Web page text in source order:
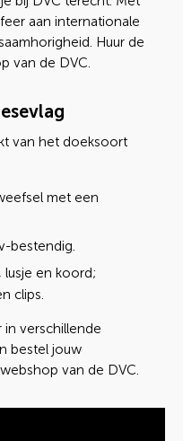
aan internationale
Huur de
van de DVC.
van het doeksoort
met een
bestendig.
en koord;
clips.
in verschillende
bestel jouw
van de DVC.